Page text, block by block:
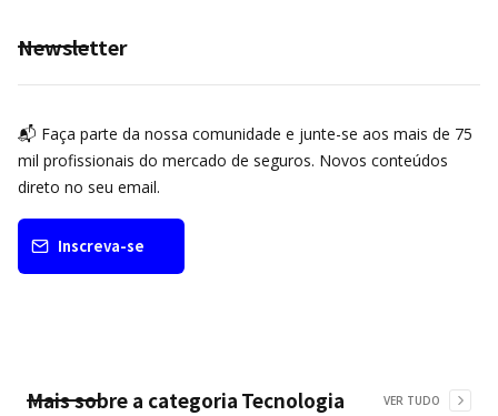
Newsletter
📬 Faça parte da nossa comunidade e junte-se aos mais de 75
mil profissionais do mercado de seguros. Novos conteúdos
direto no seu email.
Inscreva-se
Mais sobre a categoria Tecnologia VER TUDO